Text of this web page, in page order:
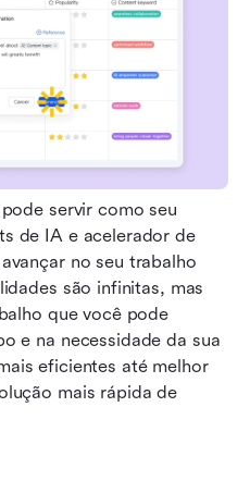
servir como seu
de IA e acelerador de
no seu trabalho
são infinitas, mas
que você pode
e na necessidade da sua
eficientes até melhor
mais rápida de